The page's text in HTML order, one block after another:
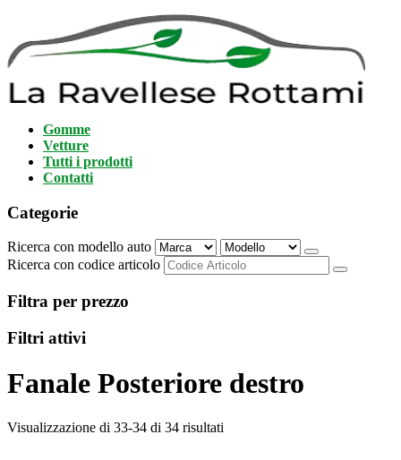
Gomme
Vetture
Tutti i prodotti
Contatti
Categorie
Ricerca con modello auto
Ricerca con codice articolo
Filtra per prezzo
Filtri attivi
Fanale Posteriore destro
Visualizzazione di 33-34 di 34 risultati